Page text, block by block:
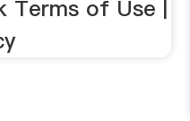
Terms of Use |